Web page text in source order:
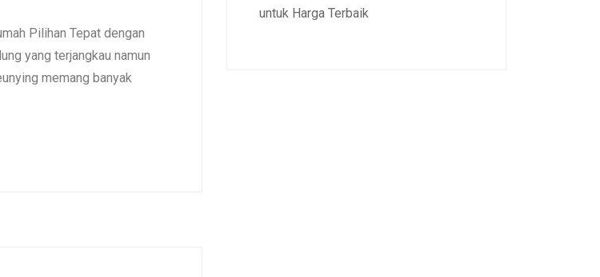
Pilihan Tepat dengan
yang terjangkau namun
memang banyak
untuk Harga Terbaik